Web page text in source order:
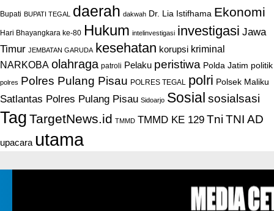
Bupati BUPATI TEGAL daerah dakwah Dr. Lia Istifhama Ekonomi
Hari Bhayangkara ke-80 Hukum intelinvestigasi investigasi Jawa
Timur JEMBATAN GARUDA kesehatan korupsi kriminal
NARKOBA olahraga patroli Pelaku peristiwa Polda Jatim politik
polres Polres Pulang Pisau POLRES TEGAL polri Polsek Maliku
Satlantas Polres Pulang Pisau Sidoarjo Sosial sosialsasi
Tag TargetNews.id TMMD TMMD KE 129 Tni TNI AD
upacara utama